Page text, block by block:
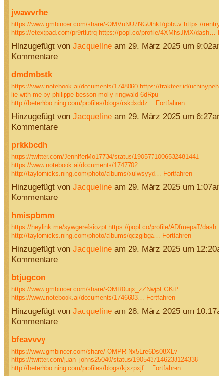
jwawvrhe
https://www.gmbinder.com/share/-OMVuNO7NG0thkRgbbCv https://
https://etextpad.com/pr9rtlutrq https://popl.co/profile/4XMhsJMX/dash…
Hinzugefügt von Jacquelineam 29. März 2025 um
Kommentare
dmdmbstk
https://www.notebook.ai/documents/1748060 https://trakteer.id/
lie-with-me-by-philippe-besson-molly-ringwald-6dRpu
http://beterhbo.ning.com/profiles/blogs/rskdxddz… Fortfahren
Hinzugefügt von Jacquelineam 29. März 2025 um
Kommentare
prkkbcdh
https://twitter.com/JenniferMo17734/status/1905771006532481441
https://www.notebook.ai/documents/1747702
http://taylorhicks.ning.com/photo/albums/xulwsyyd…
Fortfahren
Hinzugefügt von Jacquelineam 29. März 2025 um
Kommentare
hmispbmm
https://heylink.me/sywgerefsiozpt https://popl.co/profile/ADfmepaT/dash
http://taylorhicks.ning.com/photo/albums/qczgibga…
Fortfahren
Hinzugefügt von Jacquelineam 29. März 2025 um
Kommentare
btjugcon
https://www.gmbinder.com/share/-OMR0uqx_zZNwj5FGKiP
https://www.notebook.ai/documents/1746603…
Fortfahren
Hinzugefügt von Jacquelineam 28. März 2025 um
Kommentare
bfeavvvy
https://www.gmbinder.com/share/-OMPR-Nx5Lre6Ds08XLv
https://twitter.com/juan_johns25040/status/1905437146238124338
http://beterhbo.ning.com/profiles/blogs/kjxzpxjf…
Fortfahren